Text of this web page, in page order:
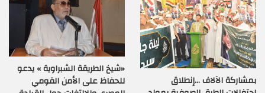
بمشاركة الآلاف …إنطلاق
«شيخ الطريقة الشبراوية » يدعو
للحفاظ على الأمن القومي